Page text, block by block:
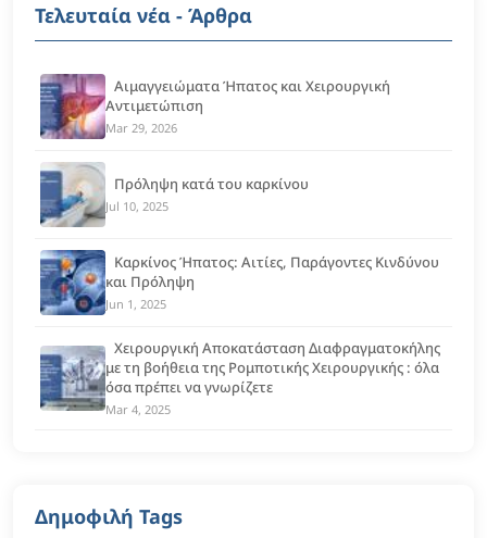
Τελευταία νέα - Άρθρα
Αιμαγγειώματα Ήπατος και Χειρουργική
Αντιμετώπιση
Mar 29, 2026
Πρόληψη κατά του καρκίνου
Jul 10, 2025
Καρκίνος Ήπατος: Αιτίες, Παράγοντες Κινδύνου
και Πρόληψη
Jun 1, 2025
Χειρουργική Αποκατάσταση Διαφραγματοκήλης
με τη βοήθεια της Ρομποτικής Χειρουργικής : όλα
όσα πρέπει να γνωρίζετε
Mar 4, 2025
Δημοφιλή Tags